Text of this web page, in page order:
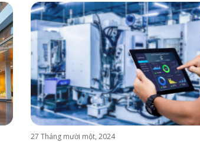
27 Tháng mười một, 2024